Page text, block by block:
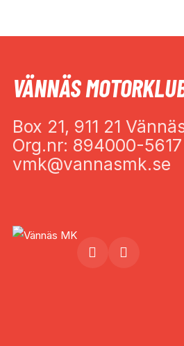
VÄNNÄS
Box 21, 911 21
Org.nr: 894000-5617
vmk@vannasmk.se